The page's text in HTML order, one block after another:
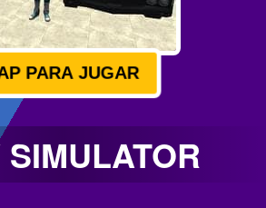
PARA JUGAR